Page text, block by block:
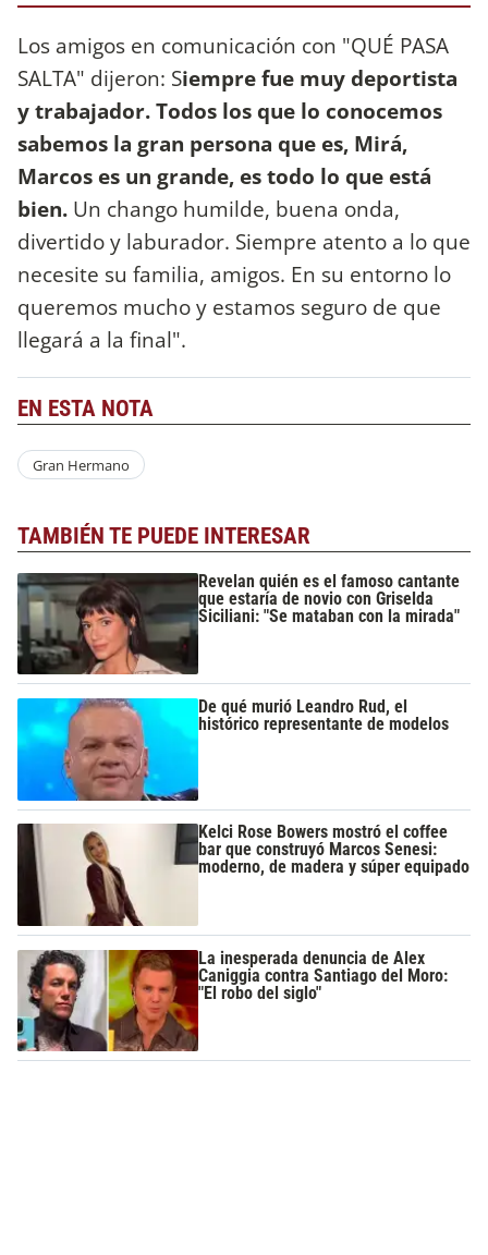
Los amigos en comunicación con "QUÉ PASA
SALTA" dijeron: Siempre fue muy deportista
y trabajador. Todos los que lo conocemos
sabemos la gran persona que es, Mirá,
Marcos es un grande, es todo lo que está
bien. Un chango humilde, buena onda,
divertido y laburador. Siempre atento a lo que
necesite su familia, amigos. En su entorno lo
queremos mucho y estamos seguro de que
llegará a la final".
EN ESTA NOTA
Gran Hermano
TAMBIÉN TE PUEDE INTERESAR
Revelan quién es el famoso cantante
que estaría de novio con Griselda
Siciliani: "Se mataban con la mirada"
De qué murió Leandro Rud, el
histórico representante de modelos
Kelci Rose Bowers mostró el coffee
bar que construyó Marcos Senesi:
moderno, de madera y súper equipado
La inesperada denuncia de Alex
Caniggia contra Santiago del Moro:
"El robo del siglo"